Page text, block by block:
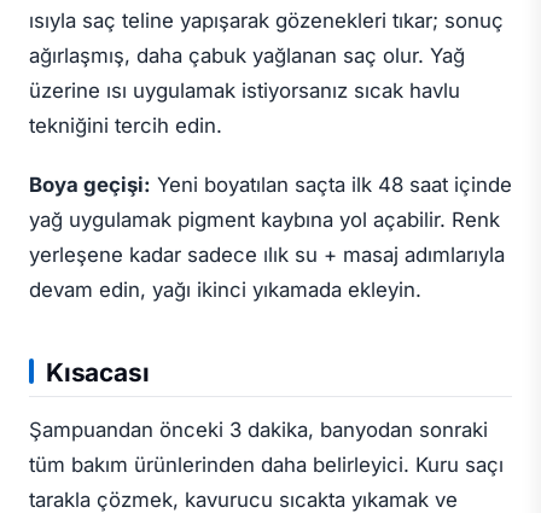
ısıyla saç teline yapışarak gözenekleri tıkar; sonuç
ağırlaşmış, daha çabuk yağlanan saç olur. Yağ
üzerine ısı uygulamak istiyorsanız sıcak havlu
tekniğini tercih edin.
Boya geçişi: Yeni boyatılan saçta ilk 48 saat içinde
yağ uygulamak pigment kaybına yol açabilir. Renk
yerleşene kadar sadece ılık su + masaj adımlarıyla
devam edin, yağı ikinci yıkamada ekleyin.
Kısacası
Şampuandan önceki 3 dakika, banyodan sonraki
tüm bakım ürünlerinden daha belirleyici. Kuru saçı
tarakla çözmek, kavurucu sıcakta yıkamak ve